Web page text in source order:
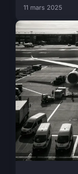
11 mars 2025